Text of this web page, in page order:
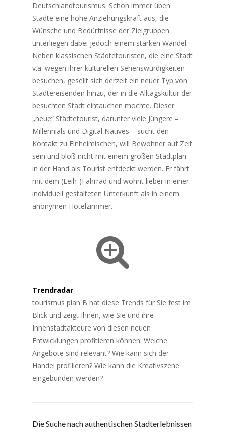
Deutschlandtourismus. Schon immer üben
Städte eine hohe Anziehungskraft aus, die
Wünsche und Bedürfnisse der Zielgruppen
unterliegen dabei jedoch einem starken Wandel.
Neben klassischen Städtetouristen, die eine Stadt
v.a. wegen ihrer kulturellen Sehenswürdigkeiten
besuchen, gesellt sich derzeit ein neuer Typ von
Städtereisenden hinzu, der in die Alltagskultur der
besuchten Stadt eintauchen möchte. Dieser
„neue“ Städtetourist, darunter viele Jüngere –
Millennials und Digital Natives – sucht den
Kontakt zu Einheimischen, will Bewohner auf Zeit
sein und bloß nicht mit einem großen Stadtplan
in der Hand als Tourist entdeckt werden. Er fährt
mit dem (Leih-)Fahrrad und wohnt lieber in einer
individuell gestalteten Unterkunft als in einem
anonymen Hotelzimmer.
Trendradar
tourismus plan B hat diese Trends für Sie fest im
Blick und zeigt Ihnen, wie Sie und ihre
Innenstadtakteure von diesen neuen
Entwicklungen profitieren können: Welche
Angebote sind relevant? Wie kann sich der
Handel profilieren? Wie kann die Kreativszene
eingebunden werden?
Die Suche nach authentischen Stadterlebnissen